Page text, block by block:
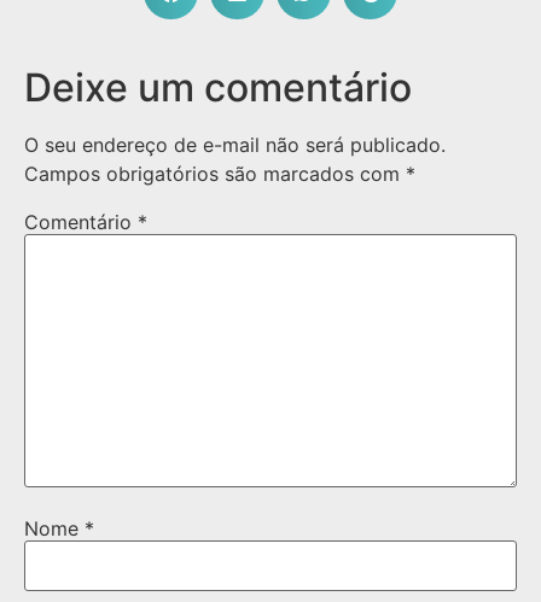
Deixe um comentário
O seu endereço de e-mail não será publicado.
Campos obrigatórios são marcados com *
Comentário *
Nome *